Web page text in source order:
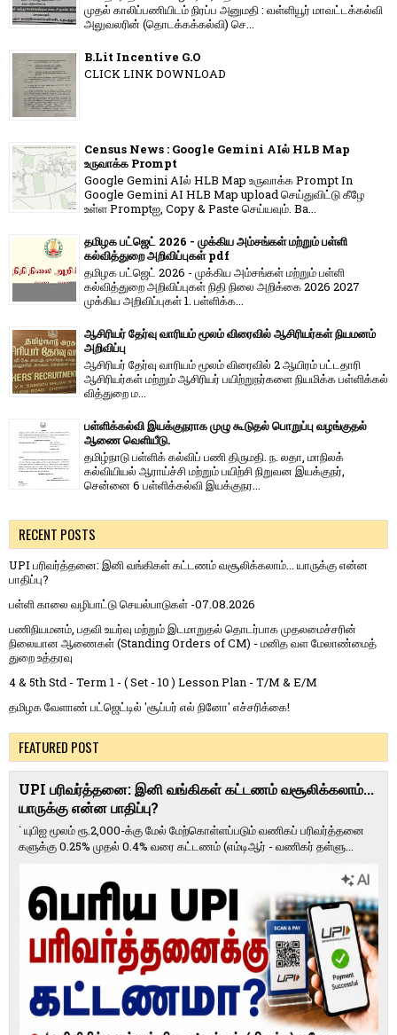
முதல் காலிப்பணியிடம் நிரப்ப அனுமதி : வள்ளியூர் மாவட்டக்கல்வி
அலுவலரின் (தொடக்கக்கல்வி) செ...
B.Lit Incentive G.O
CLICK LINK DOWNLOAD
Census News : Google Gemini AIல் HLB Map
உருவாக்க Prompt
Google Gemini AIல் HLB Map உருவாக்க Prompt In
Google Gemini AI HLB Map upload செய்துவிட்டு கீழே
உள்ள Promptஐ, Copy & Paste செய்யவும். Ba...
தமிழக பட்ஜெட் 2026 - முக்கிய அம்சங்கள் மற்றும் பள்ளி
கல்வித்துறை அறிவிப்புகள் pdf
தமிழக பட்ஜெட் 2026 - முக்கிய அம்சங்கள் மற்றும் பள்ளி
கல்வித்துறை அறிவிப்புகள் நிதி நிலை அறிக்கை 2026 2027
முக்கிய அறிவிப்புகள் 1. பள்ளிக்க...
ஆசிரியர் தேர்வு வாரியம் மூலம் விரைவில் ஆசிரியர்கள் நியமனம்
அறிவிப்பு
ஆசிரியர் தேர்வு வாரி​யம் மூலம் விரை​வில் 2 ஆயிரம் பட்​ட​தாரி
ஆசிரியர்​கள் மற்​றும் ஆசிரியர் பயிற்றுநர்​களை நியமிக்க பள்​ளிக்​கல்​
வித்​துறை ம...
பள்ளிக்கல்வி இயக்குநராக முழு கூடுதல் பொறுப்பு வழங்குதல்
ஆணை வெளியீடு.
தமிழ்நாடு பள்ளிக் கல்விப் பணி திருமதி. ந. லதா, மாநிலக்
கல்வியியல் ஆராய்ச்சி மற்றும் பயிற்சி நிறுவன இயக்குநர்,
சென்னை 6 பள்ளிக்கல்வி இயக்குநர...
RECENT POSTS
UPI பரிவர்த்தனை: இனி வங்கிகள் கட்டணம் வசூலிக்கலாம்... யாருக்கு என்ன
பாதிப்பு?
பள்ளி காலை வழிபாட்டு செயல்பாடுகள் -07.08.2026
பணிநியமனம், பதவி உயர்வு மற்றும் இடமாறுதல் தொடர்பாக முதலமைச்சரின்
நிலையான ஆணைகள் (Standing Orders of CM) - மனித வள மேலாண்மைத்
துறை உத்தரவு
4 & 5th Std - Term 1 - ( Set - 10 ) Lesson Plan - T/M & E/M
தமிழக வேளாண் பட்ஜெட்டில் 'சூப்பர் எல் நினோ' எச்சரிக்கை!
FEATURED POST
UPI பரிவர்த்தனை: இனி வங்கிகள் கட்டணம் வசூலிக்கலாம்...
யாருக்கு என்ன பாதிப்பு?
` யுபிஐ மூலம் ரூ.2,000-க்கு மேல் மேற்​கொள்​ளப்​படும் வணி​கப் பரிவர்த்​தனை​
களுக்கு 0.25% முதல் 0.4% வரை கட்​ட​ணம் (எம்​டிஆர் - வணி​கர் தள்​ளு...